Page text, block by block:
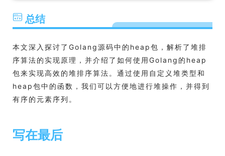
总结
本文深入探讨了Golang源码中的heap包，解析了堆排
序算法的实现原理，并介绍了如何使用Golang的heap
包来实现高效的堆排序算法。通过使用自定义堆类型和
heap包中的函数，我们可以方便地进行堆操作，并得到
有序的元素序列。
写在最后